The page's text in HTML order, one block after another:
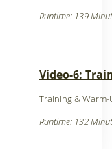
Runtime: 139
Video-6:
Training &
Runtime: 132